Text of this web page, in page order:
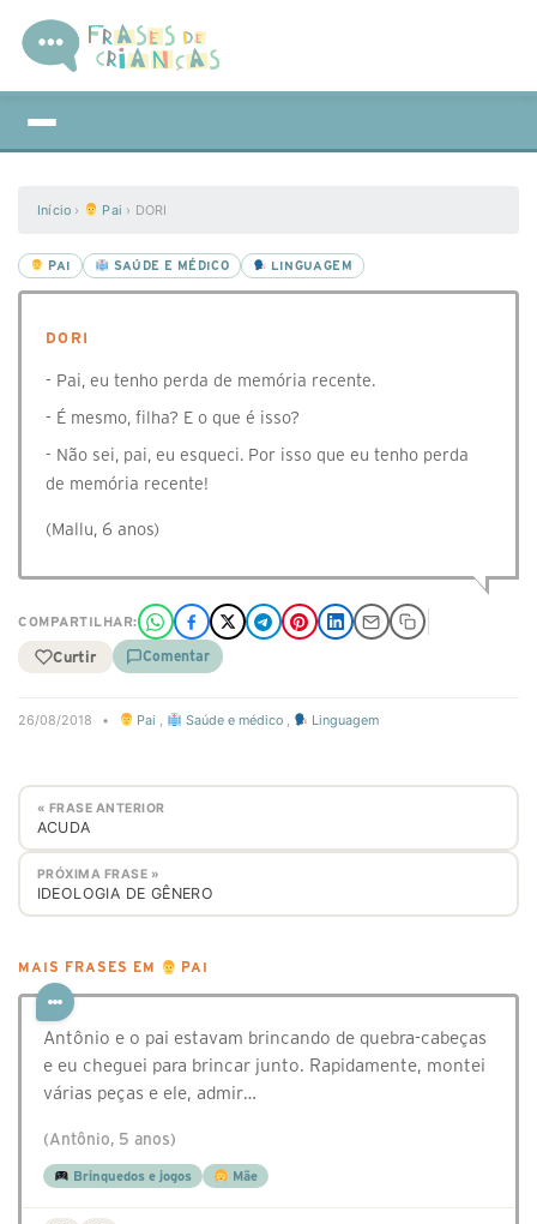
Início › Pai › DORI
PAI SAÚDE E MÉDICO LINGUAGEM
DORI
- Pai, eu tenho perda de memória recente.
- É mesmo, filha? E o que é isso?
- Não sei, pai, eu esqueci. Por isso que eu tenho perda
de memória recente!
(Mallu, 6 anos)
COMPARTILHAR:
Curtir Comentar
26/08/2018 • Pai , Saúde e médico, Linguagem
« FRASE ANTERIOR
ACUDA
PRÓXIMA FRASE »
IDEOLOGIA DE GÊNERO
MAIS FRASES EM PAI
Antônio e o pai estavam brincando de quebra-cabeças
e eu cheguei para brincar junto. Rapidamente, montei
várias peças e ele, admir…
(Antônio, 5 anos)
Brinquedos e jogos Mãe